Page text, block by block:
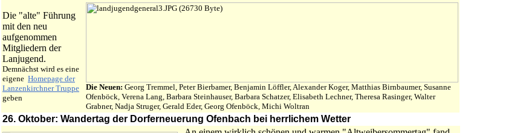
Die "alte" Führung
mit den neu
aufgenommen
Mitgliedern der
Lanjugend.
Demnächst wird es eine
eigene Homepage der
Lanzenkirchner Truppe
geben
Die Neuen: Georg Tremmel, Peter Bierbamer, Benjamin Löffler, Alexander Koger, Matthias Birnbaumer, Susanne
Ofenböck, Verena Lang, Barbara Steinhauser, Barbara Schatzer, Elisabeth Lechner, Theresa Rasinger, Walter
Grabner, Nadja Struger, Gerald Eder, Georg Ofenböck, Michi Woltran
26. Oktober: Wandertag der Dorferneuerung Ofenbach bei herrlichem Wetter